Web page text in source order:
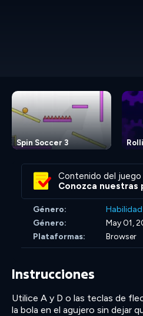
Spin Soccer 3
Contenido del
Conozca nuestras
Género: Habilidad
Género:
May 01,
Plataformas:
Browser
Instrucciones
Utilice A y D o las teclas de
la bola en el agujero sin dejar